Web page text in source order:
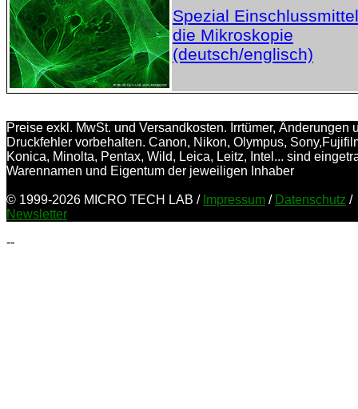
Spezial
die Mikroskopie
(deutsch/englisch)
Preise exkl. MwSt. und Versandkosten. Irrtümer, Änderungen
Druckfehler vorbehalten. Canon, Nikon, Olympus,
Konica, Minolta, Pentax, Wild, Leica, Leitz, Intel... sind
Warennamen und Eigentum der jeweiligen Inhaber
© 1999-2026 MICRO TECH LAB / Impressum / Datenschutz /
Newsletter
--